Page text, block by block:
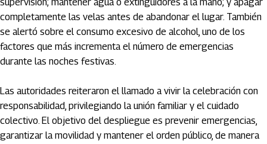
completamente las velas antes de abandonar el lugar. También
se alertó sobre el consumo excesivo de alcohol, uno de los
factores que más incrementa el número de emergencias
durante las noches festivas.
Las autoridades reiteraron el llamado a vivir la celebración con
responsabilidad, privilegiando la unión familiar y el cuidado
colectivo. El objetivo del despliegue es prevenir emergencias,
garantizar la movilidad y mantener el orden público, de manera